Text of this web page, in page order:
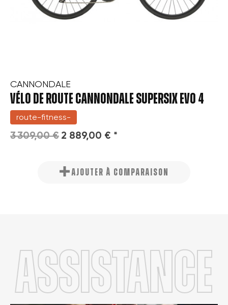
CANNONDALE
VÉLO DE ROUTE CANNONDALE SUPERSIX EVO 4
route-fitness-
3 309,00 € 2 889,00 € *
AJOUTER À COMPARAISON
Assistance